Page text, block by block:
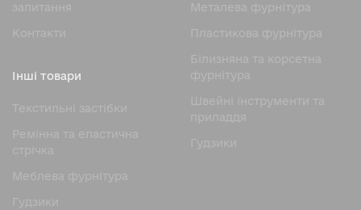
запитання
Контакти
Металева фурнітура
Пластикова фурнітура
Білизняна та корсетна
фурнітура
Швейні інструменти та
приладдя
Гудзики
Інші товари
Текстильні застібки
Ремінна та еластична
стрічка
Меблева фурнітура
Гудзики